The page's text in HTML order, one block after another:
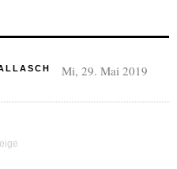
Mi, 29. Mai 2019